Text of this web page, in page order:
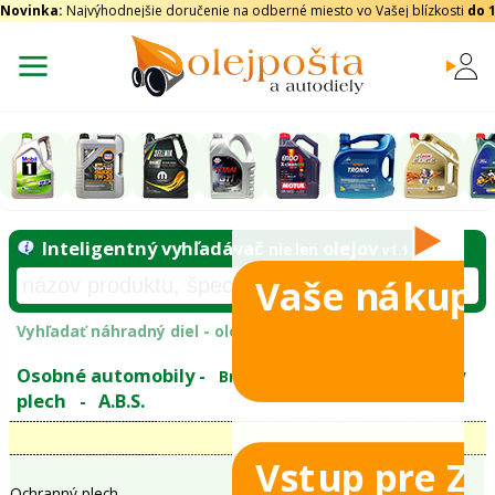
Novinka: Najvýhodnejšie doručenie na odberné miesto vo Vašej blízkosti do
Inteligentný vyhľadávač
Vyhľadať náhradný diel - olejový filter -
Vaše nákupy
Vstup pre